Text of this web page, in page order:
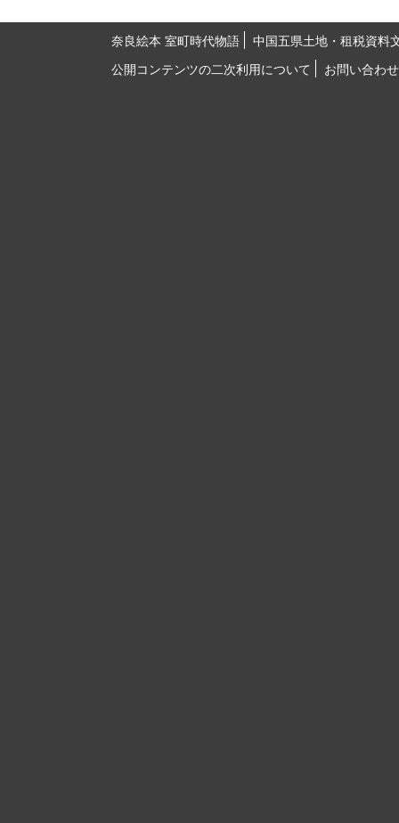
奈良絵本 室町時代物語
中国五県土地・租税資料
公開コンテンツの二次利用について
お問い合わせ